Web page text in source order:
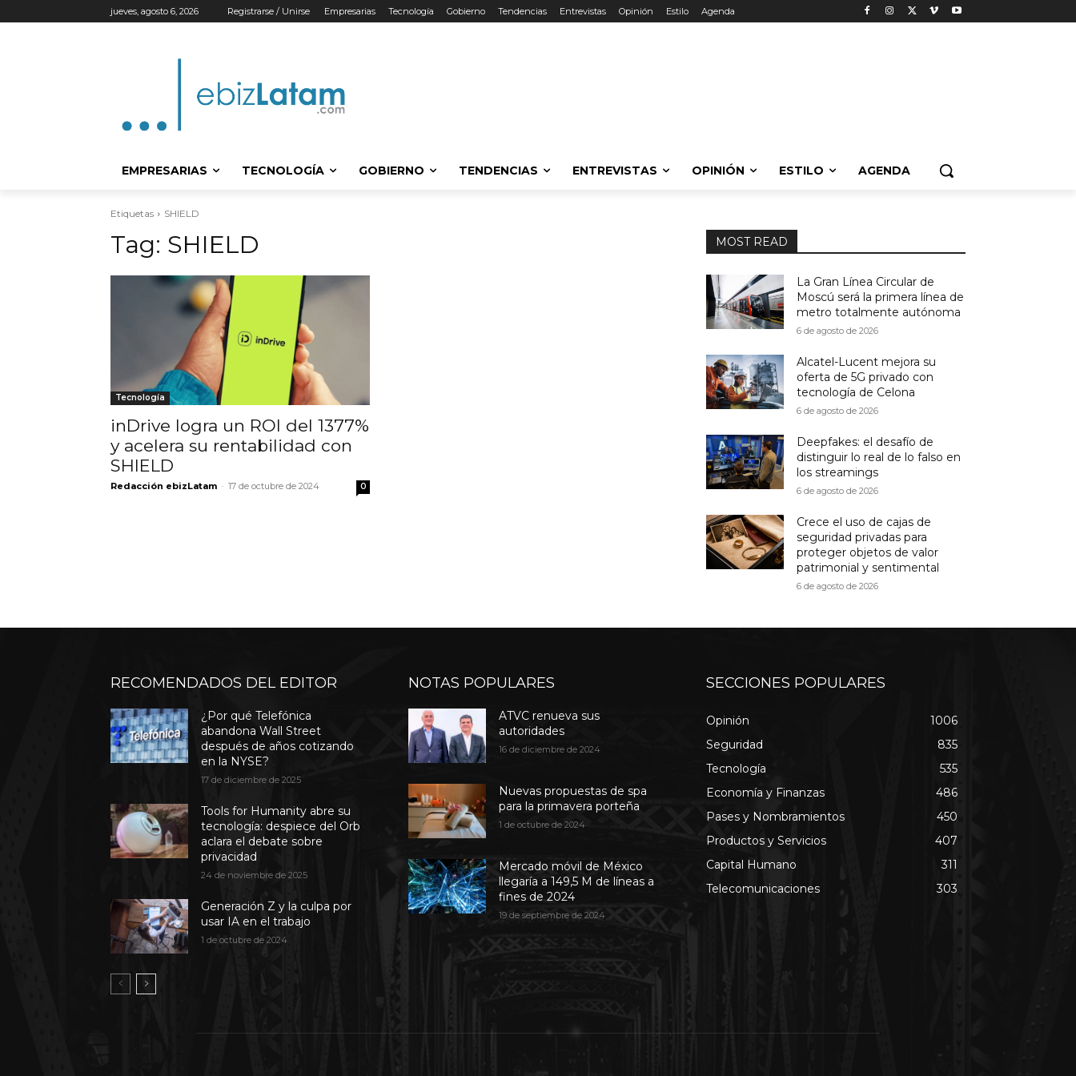
jueves, agosto 6, 2026 Registrarse / Unirse Empresarias Tecnología Gobierno Tendencias Entrevistas Opinión Estilo Agenda
EMPRESARIAS TECNOLOGÍA GOBIERNO TENDENCIAS ENTREVISTAS OPINIÓN ESTILO AGENDA
Etiquetas SHIELD
Tag: SHIELD
Tecnología
inDrive logra un ROI del 1377%
y acelera su rentabilidad con
SHIELD
Redacción ebizLatam - 17 de octubre de 2024 0
MOST READ
La Gran Línea Circular de
Moscú será la primera línea de
metro totalmente autónoma
6 de agosto de 2026
Alcatel-Lucent mejora su
oferta de 5G privado con
tecnología de Celona
6 de agosto de 2026
Deepfakes: el desafío de
distinguir lo real de lo falso en
los streamings
6 de agosto de 2026
Crece el uso de cajas de
seguridad privadas para
proteger objetos de valor
patrimonial y sentimental
6 de agosto de 2026
RECOMENDADOS DEL EDITOR
¿Por qué Telefónica
abandona Wall Street
después de años cotizando
en la NYSE?
17 de diciembre de 2025
Tools for Humanity abre su
tecnología: despiece del Orb
aclara el debate sobre
privacidad
24 de noviembre de 2025
Generación Z y la culpa por
usar IA en el trabajo
1 de octubre de 2024
NOTAS POPULARES
ATVC renueva sus
autoridades
16 de diciembre de 2024
Nuevas propuestas de spa
para la primavera porteña
1 de octubre de 2024
Mercado móvil de México
llegaría a 149,5 M de líneas a
fines de 2024
19 de septiembre de 2024
SECCIONES POPULARES
Opinión
1006
Seguridad
835
Tecnología
535
Economía y Finanzas
486
Pases y Nombramientos
450
Productos y Servicios
407
Capital Humano
311
Telecomunicaciones
303